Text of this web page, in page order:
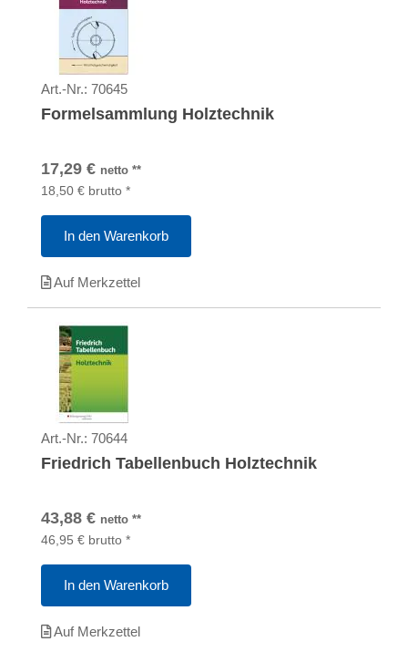
Art.-Nr.: 70645
Formelsammlung Holztechnik
17,29 € netto **
18,50 € brutto *
In den Warenkorb
Auf Merkzettel
Art.-Nr.: 70644
Friedrich Tabellenbuch Holztechnik
43,88 € netto **
46,95 € brutto *
In den Warenkorb
Auf Merkzettel